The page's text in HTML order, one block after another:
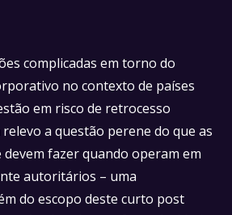
complicadas em torno do
no contexto de países
em risco de retrocesso
a questão perene do que as
fazer quando operam em
autoritários – uma
do escopo deste curto post